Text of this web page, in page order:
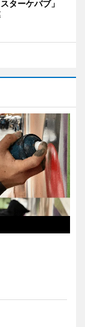
ターケバブ」